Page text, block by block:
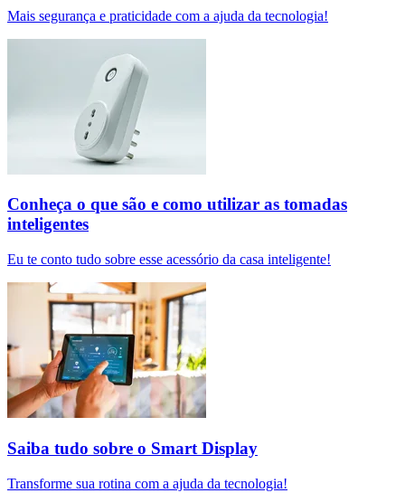
Mais segurança e praticidade com a ajuda da tecnologia!
Conheça o que são e como utilizar as tomadas
inteligentes
Eu te conto tudo sobre esse acessório da casa inteligente!
Saiba tudo sobre o Smart Display
Transforme sua rotina com a ajuda da tecnologia!